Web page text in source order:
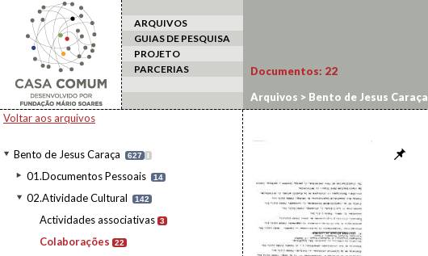
ARQUIVOS
GUIAS DE PESQUISA
PROJETO
PARCERIAS
Voltar aos arquivos
Bento de Jesus Caraça 627 I
01.Documentos Pessoais 14
02.Atividade Cultural 142
Actividades associativas 3
Colaborações 22
Documentos: 22
Arquivos > Bento de Jesus Caraça